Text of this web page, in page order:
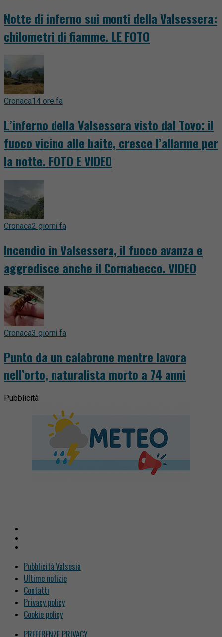
Notte di inferno sui monti della Valsessera:
chilometri di fiamme. LE FOTO
Cronaca14 ore fa
L’inferno della Valsessera visto dal Tovo: il
fuoco vicino alle baite, cresce l’allarme per
la notte. FOTO E VIDEO
Cronaca2 giorni fa
Incendio in Valsessera, il fuoco avanza e
aggredisce anche il Cornabecco. VIDEO
Cronaca3 giorni fa
Punto da un calabrone mentre lavora
nell’orto, naturalista morto a 74 anni
Pubblicità
Pubblicità Valsesia
Ultime notizie
Contatti
Privacy policy
Cookie policy
PREFERENZE PRIVACY